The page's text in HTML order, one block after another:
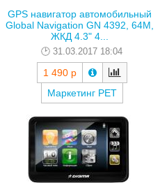
GPS навигатор автомобильный
Global Navigation GN 4392, 64M,
ЖКД 4.3" 4...
31.03.2017 18:04
1 490 р
Маркетинг РЕТ